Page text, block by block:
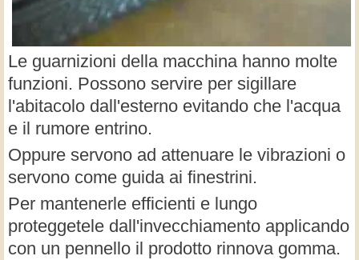
Le guarnizioni della macchina hanno molte
funzioni. Possono servire per sigillare
l'abitacolo dall'esterno evitando che l'acqua
e il rumore entrino.
Oppure servono ad attenuare le vibrazioni o
servono come guida ai finestrini.
Per mantenerle efficienti e lungo
proteggetele dall'invecchiamento applicando
con un pennello il prodotto rinnova gomma.